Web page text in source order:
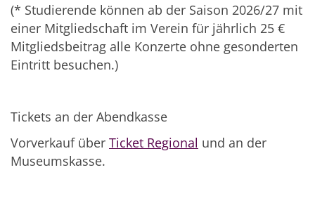
(* Studierende können ab der Saison 2026/27 mit
einer Mitgliedschaft im Verein für jährlich 25 €
Mitgliedsbeitrag alle Konzerte ohne gesonderten
Eintritt besuchen.)
Tickets an der Abendkasse
Vorverkauf über Ticket Regional und an der
Museumskasse.